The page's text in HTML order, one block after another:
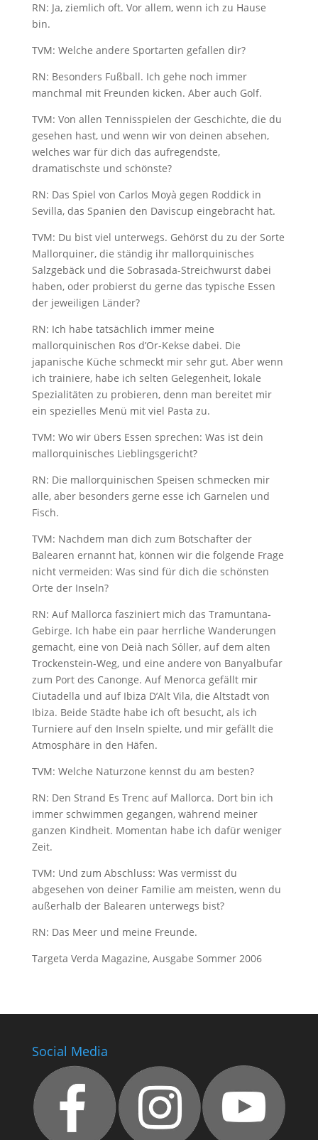
RN: Ja, ziemlich oft. Vor allem, wenn ich zu Hause
bin.
TVM: Welche andere Sportarten gefallen dir?
RN: Besonders Fußball. Ich gehe noch immer
manchmal mit Freunden kicken. Aber auch Golf.
TVM: Von allen Tennisspielen der Geschichte, die du
gesehen hast, und wenn wir von deinen absehen,
welches war für dich das aufregendste,
dramatischste und schönste?
RN: Das Spiel von Carlos Moyà gegen Roddick in
Sevilla, das Spanien den Daviscup eingebracht hat.
TVM: Du bist viel unterwegs. Gehörst du zu der Sorte
Mallorquiner, die ständig ihr mallorquinisches
Salzgebäck und die Sobrasada-Streichwurst dabei
haben, oder probierst du gerne das typische Essen
der jeweiligen Länder?
RN: Ich habe tatsächlich immer meine
mallorquinischen Ros d’Or-Kekse dabei. Die
japanische Küche schmeckt mir sehr gut. Aber wenn
ich trainiere, habe ich selten Gelegenheit, lokale
Spezialitäten zu probieren, denn man bereitet mir
ein spezielles Menü mit viel Pasta zu.
TVM: Wo wir übers Essen sprechen: Was ist dein
mallorquinisches Lieblingsgericht?
RN: Die mallorquinischen Speisen schmecken mir
alle, aber besonders gerne esse ich Garnelen und
Fisch.
TVM: Nachdem man dich zum Botschafter der
Balearen ernannt hat, können wir die folgende Frage
nicht vermeiden: Was sind für dich die schönsten
Orte der Inseln?
RN: Auf Mallorca fasziniert mich das Tramuntana-
Gebirge. Ich habe ein paar herrliche Wanderungen
gemacht, eine von Deià nach Sóller, auf dem alten
Trockenstein-Weg, und eine andere von Banyalbufar
zum Port des Canonge. Auf Menorca gefällt mir
Ciutadella und auf Ibiza D’Alt Vila, die Altstadt von
Ibiza. Beide Städte habe ich oft besucht, als ich
Turniere auf den Inseln spielte, und mir gefällt die
Atmosphäre in den Häfen.
TVM: Welche Naturzone kennst du am besten?
RN: Den Strand Es Trenc auf Mallorca. Dort bin ich
immer schwimmen gegangen, während meiner
ganzen Kindheit. Momentan habe ich dafür weniger
Zeit.
TVM: Und zum Abschluss: Was vermisst du
abgesehen von deiner Familie am meisten, wenn du
außerhalb der Balearen unterwegs bist?
RN: Das Meer und meine Freunde.
Targeta Verda Magazine, Ausgabe Sommer 2006
Social Media